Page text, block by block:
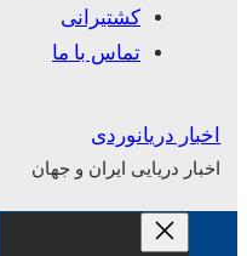
کشتیرانی
تماس با ما
اخبار دریانوردی
اخبار دریایی ایران و جهان